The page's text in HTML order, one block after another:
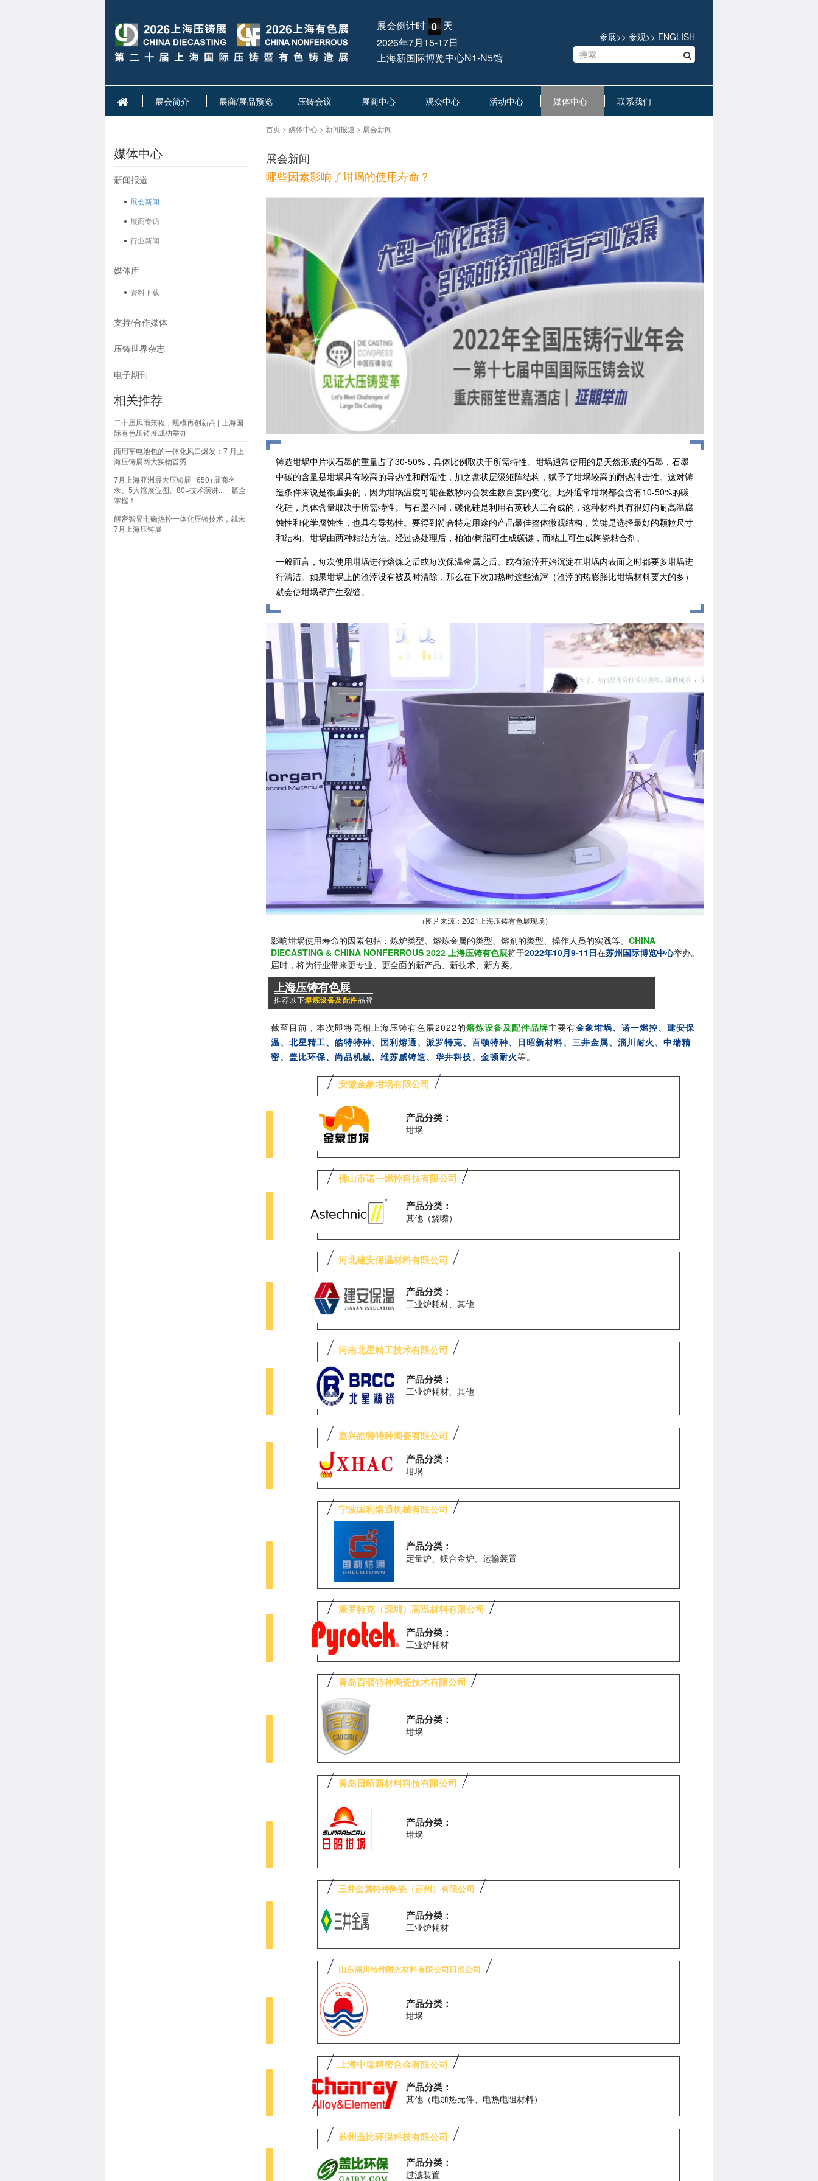
展会倒计时 0 天
2026年7月15-17日
上海新国际博览中心N1-N5馆
参展>> 参观>> ENGLISH
展会简介 展商/展品预览 压铸会议 展商中心 观众中心 活动中心 媒体中心 联系我们
媒体中心
新闻报道
展会新闻
展商专访
行业新闻
媒体库
资料下载
支持/合作媒体
压铸世界杂志
电子期刊
相关推荐
二十届风雨兼程，规模再创新高 | 上海国
际有色压铸展成功举办
商用车电池包的一体化风口爆发：7 月上
海压铸展两大实物首秀
7月上海亚洲最大压铸展 | 650+展商名
录、5大馆展位图、80+技术演讲...一篇全
掌握！
解密智界电磁热控一体化压铸技术，就来
7月上海压铸展
首页 > 媒体中心 > 新闻报道 > 展会新闻
展会新闻
哪些因素影响了坩埚的使用寿命？
铸造坩埚中片状石墨的重量占了30-50%，具体比例取决于所需特性。坩埚通常使用的是天然形成的石墨，石墨
中碳的含量是坩埚具有较高的导热性和耐湿性，加之盘状层级矩阵结构，赋予了坩埚较高的耐热冲击性。这对铸
造条件来说是很重要的，因为坩埚温度可能在数秒内会发生数百度的变化。此外通常坩埚都会含有10-50%的碳
化硅，具体含量取决于所需特性。与石墨不同，碳化硅是利用石英砂人工合成的，这种材料具有很好的耐高温腐
蚀性和化学腐蚀性，也具有导热性。要得到符合特定用途的产品最佳整体微观结构，关键是选择最好的颗粒尺寸
和结构。坩埚由两种粘结方法。经过热处理后，柏油/树脂可生成碳键，而粘土可生成陶瓷粘合剂。
一般而言，每次使用坩埚进行熔炼之后或每次保温金属之后、或有渣滓开始沉淀在坩埚内表面之时都要多坩埚进
行清洁。如果坩埚上的渣滓没有被及时清除，那么在下次加热时这些渣滓（渣滓的热膨胀比坩埚材料要大的多）
就会使坩埚壁产生裂缝。
（图片来源：2021上海压铸有色展现场）
影响坩埚使用寿命的因素包括：炼炉类型、熔炼金属的类型、熔剂的类型、操作人员的实践等。 CHINA
DIECASTING & CHINA NONFERROUS 2022 上海压铸有色展将于2022年10月9-11日在苏州国际博览中心举办。
届时，将为行业带来更专业、更全面的新产品、新技术、新方案。
上海压铸有色展
推荐以下熔炼设备及配件品牌
截至目前，本次即将亮相上海压铸有色展2022的熔炼设备及配件品牌主要有金象坩埚、诺一燃控、建安保
温、北星精工、皓特特种、国利熔通、派罗特克、百顿特种、日昭新材料、三井金属、淄川耐火、中瑞精
密、盖比环保、尚品机械、维苏威铸造、华井科技、金顿耐火等。
安徽金象坩埚有限公司
产品分类：
坩埚
佛山市诺一燃控科技有限公司
产品分类：
其他（烧嘴）
河北建安保温材料有限公司
产品分类：
工业炉耗材、其他
河南北星精工技术有限公司
产品分类：
工业炉耗材、其他
嘉兴皓特特种陶瓷有限公司
产品分类：
坩埚
宁波国利熔通机械有限公司
产品分类：
定量炉、镁合金炉、运输装置
派罗特克（深圳）高温材料有限公司
产品分类：
工业炉耗材
青岛百顿特种陶瓷技术有限公司
产品分类：
坩埚
青岛日昭新材料科技有限公司
产品分类：
坩埚
三井金属特种陶瓷（苏州）有限公司
产品分类：
工业炉耗材
山东淄川特种耐火材料有限公司日照公司
产品分类：
坩埚
上海中瑞精密合金有限公司
产品分类：
其他（电加热元件、电热电阻材料）
苏州盖比环保科技有限公司
产品分类：
过滤装置